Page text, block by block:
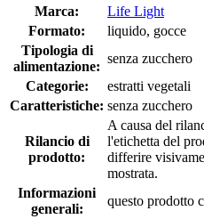
Marca:
Life Light
Formato:
liquido, gocce
Tipologia di
alimentazione:
senza zucchero
Categorie:
estratti vegetali
Caratteristiche: senza zucchero
Rilancio di
prodotto:
A causa del
l'etichetta del
differire
mostrata.
Informazioni
generali:
questo prodotto